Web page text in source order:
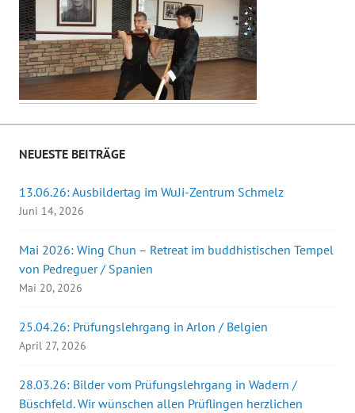
NEUESTE BEITRÄGE
13.06.26: Ausbildertag im WuJi-Zentrum Schmelz
Juni 14, 2026
Mai 2026: Wing Chun – Retreat im buddhistischen Tempel
von Pedreguer / Spanien
Mai 20, 2026
25.04.26: Prüfungslehrgang in Arlon / Belgien
April 27, 2026
28.03.26: Bilder vom Prüfungslehrgang in Wadern /
Büschfeld. Wir wünschen allen Prüflingen herzlichen